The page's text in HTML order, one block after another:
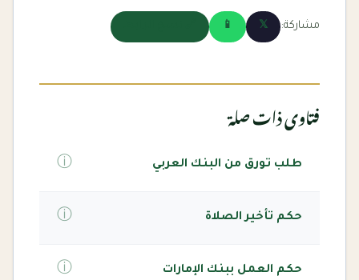
مشاركة: 𝕏
📱
فتاوى ذات صلة
طلب تورق من البنك العربي ⓘ
حكم تأخير الصلاة ⓘ
حكم العمل ببنك الإمارات ⓘ